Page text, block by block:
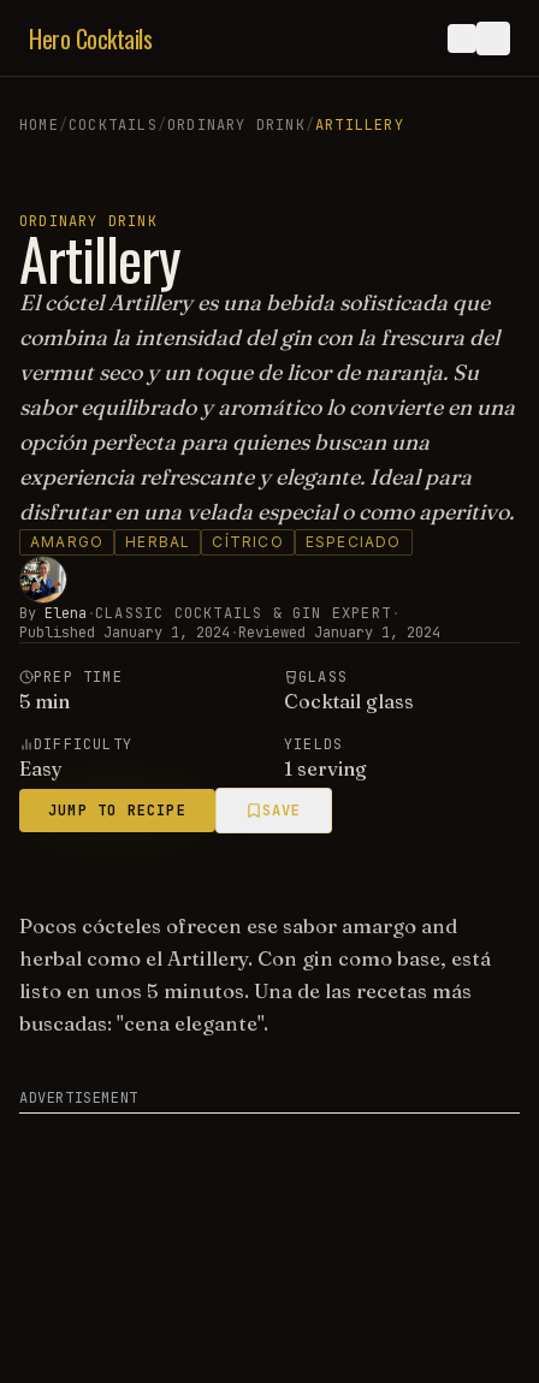
Hero Cocktails
HOME/COCKTAILS/ORDINARY DRINK/ARTILLERY
ORDINARY DRINK
Artillery
El cóctel Artillery es una bebida sofisticada que
combina la intensidad del gin con la frescura del
vermut seco y un toque de licor de naranja. Su
sabor equilibrado y aromático lo convierte en una
opción perfecta para quienes buscan una
experiencia refrescante y elegante. Ideal para
disfrutar en una velada especial o como aperitivo.
AMARGO HERBAL CÍTRICO ESPECIADO
By Elena ·CLASSIC COCKTAILS & GIN EXPERT ·
Published January 1, 2024 ·Reviewed January 1, 2024
PREP TIME
5 min
GLASS
Cocktail glass
DIFFICULTY
Easy
YIELDS
1 serving
JUMP TO RECIPE SAVE
Pocos cócteles ofrecen ese sabor amargo and
herbal como el Artillery. Con gin como base, está
listo en unos 5 minutos. Una de las recetas más
buscadas: "cena elegante".
ADVERTISEMENT